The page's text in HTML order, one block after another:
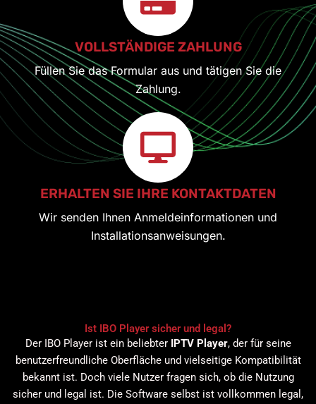
VOLLSTÄNDIGE ZAHLUNG
Füllen Sie das Formular aus und tätigen Sie die
Zahlung.
ERHALTEN SIE IHRE KONTAKTDATEN
Wir senden Ihnen Anmeldeinformationen und
Installationsanweisungen.
Ist IBO Player sicher und legal?
Der IBO Player ist ein beliebter IPTV Player, der für seine
benutzerfreundliche Oberfläche und vielseitige Kompatibilität
bekannt ist. Doch viele Nutzer fragen sich, ob die Nutzung
sicher und legal ist. Die Software selbst ist vollkommen legal,